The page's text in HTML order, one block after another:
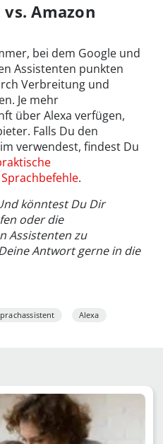
Amazon
bei dem Google und
Assistenten punkten
Verbreitung und
Je mehr
über Alexa verfügen,
Falls Du den
verwendest, findest Du
.
könntest Du Dir
oder die
Assistenten zu
Antwort gerne in die
Alexa